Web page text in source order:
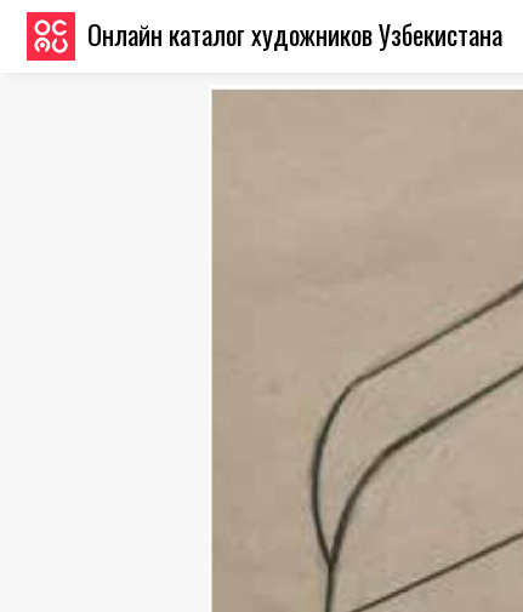
Онлайн каталог художников Узбекистана